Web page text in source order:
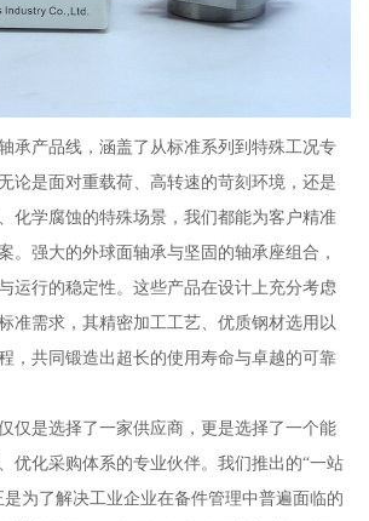
承产品线，涵盖了从标准系列到特殊工况专
论是面对重载荷、高转速的苛刻环境，还是
化学腐蚀的特殊场景，我们都能为客户精准
。强大的外球面轴承与坚固的轴承座组合，
运行的稳定性。这些产品在设计上充分考虑
准需求，其精密加工工艺、优质钢材选用以
，共同锻造出超长的使用寿命与卓越的可靠
仅是选择了一家供应商，更是选择了一个能
优化采购体系的专业伙伴。我们推出的“一站
为了解决工业企业在备件管理中普遍面临的